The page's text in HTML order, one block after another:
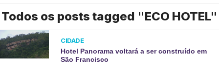
Todos os posts tagged "ECO HOTEL"
CIDADE
Hotel Panorama voltará a ser construído em
São Francisco